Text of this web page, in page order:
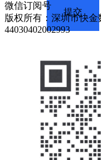
微信订阅号
版权所有：深圳市快
44030402002993